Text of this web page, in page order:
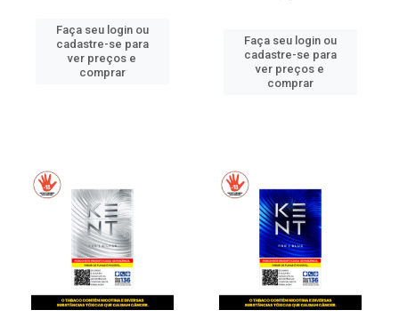
Faça seu login ou
cadastre-se para
ver preços e
comprar
Faça seu login ou
cadastre-se para
ver preços e
comprar